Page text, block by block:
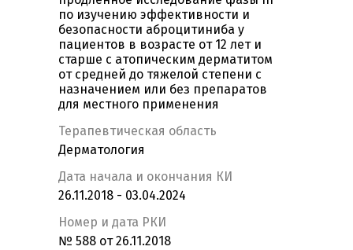
по изучению эффективности и
безопасности аброцитиниба у
пациентов в возрасте от 12 лет и
старше с атопическим дерматитом
от средней до тяжелой степени с
назначением или без препаратов
для местного применения
Терапевтическая область
Дерматология
Дата начала и окончания КИ
26.11.2018 - 03.04.2024
Номер и дата РКИ
№ 588 от 26.11.2018